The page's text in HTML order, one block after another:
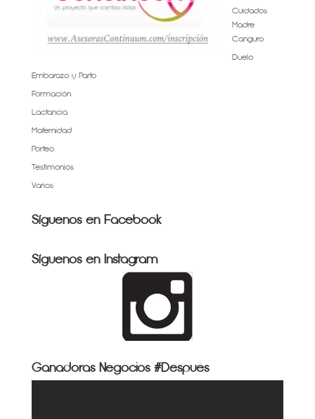
Cuidados
Madre
Canguro
Duelo
Embarazo y Parto
Formación
Lactancia
Maternidad
Porteo
Testimonios
Varios
Síguenos en Facebook
Síguenos en Instagram
Ganadoras Negocios #Después